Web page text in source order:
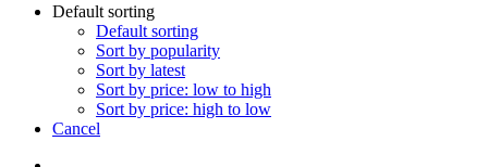
Default sorting
Default sorting
Sort by popularity
Sort by latest
Sort by price: low to high
Sort by price: high to low
Cancel